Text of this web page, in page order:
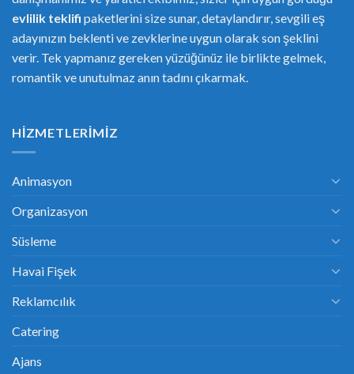
evlilik teklifi paketlerini size sunar, detaylandırır, sevgili eş
adayınızın beklenti ve zevklerine uygun olarak son şeklini
verir. Tek yapmanız gereken yüzüğünüz ile birlikte gelmek,
romantik ve unutulmaz anın tadını çıkarmak.
HIZMETLERIMIZ
Animasyon
Organizasyon
Süsleme
Havai Fişek
Reklamcılık
Catering
Ajans